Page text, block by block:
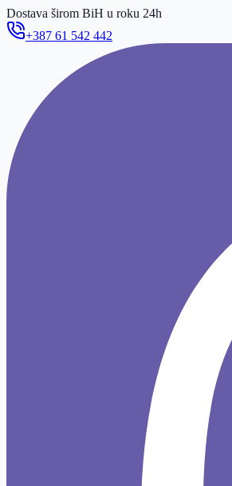
Dostava širom BiH u roku 24h
+387 61 542 442